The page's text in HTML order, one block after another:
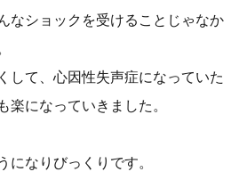
なショックを受けることじゃなか
して、心因性失声症になっていた
楽になっていきました。
になりびっくりです。